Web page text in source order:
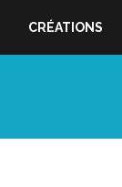
CRÉATIONS